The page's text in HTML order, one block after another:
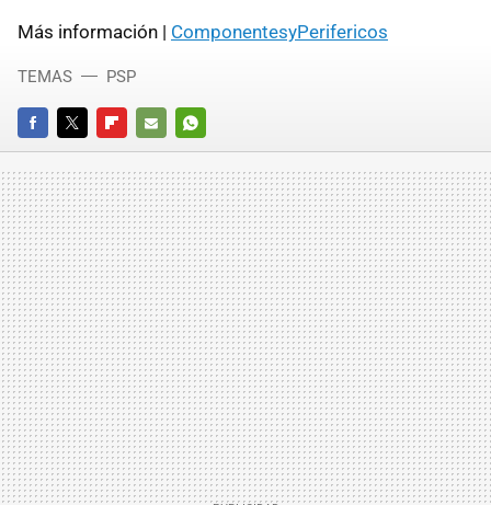
Más información | ComponentesyPerifericos
FACEBOOKTWITTERFLIPBOARD
E-
MAIL
WHATSAPP
TEMAS PSP